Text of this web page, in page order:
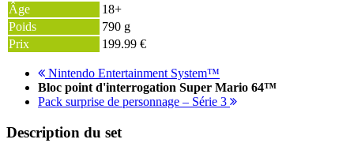
Âge
18+
Poids
790 g
Prix
199.99 €
Nintendo Entertainment System™
Bloc point d'interrogation Super Mario 64™
Pack surprise de personnage – Série 3
Description du set